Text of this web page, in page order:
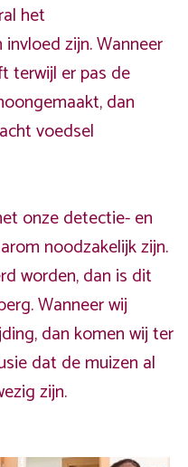
het
zijn. Wanneer
terwijl er pas de
dan
voedsel
onze detectie- en
noodzakelijk zijn.
worden, dan is dit
Wanneer wij
dan komen wij ter
dat de muizen al
zijn.